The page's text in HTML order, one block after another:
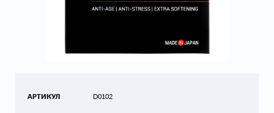
АРТИКУЛ D0102